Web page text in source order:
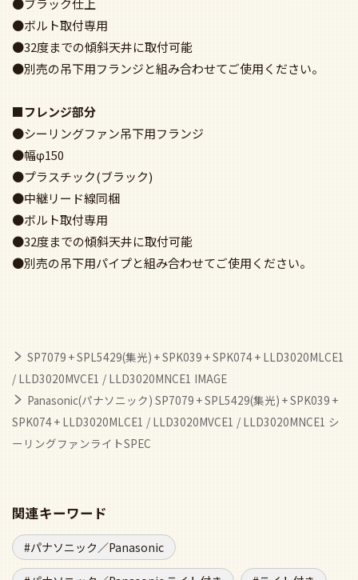
●ブラック仕上
●ボルト取付専用
●32度までの傾斜天井に取付可能
●別売の吊下用フランジと組み合わせてご使用ください。
■フレンジ部分
●シーリングファン吊下用フランジ
●幅φ150
●プラスチック(ブラック)
●中継リード線同梱
●ボルト取付専用
●32度までの傾斜天井に取付可能
●別売の吊下用パイプと組み合わせてご使用ください。
SP7079 + SPL5429(集光) + SPK039 + SPK074 + LLD3020MLCE1
/ LLD3020MVCE1 / LLD3020MNCE1 IMAGE
Panasonic(パナソニック) SP7079 + SPL5429(集光) + SPK039 +
SPK074 + LLD3020MLCE1 / LLD3020MVCE1 / LLD3020MNCE1 シ
ーリングファンライトSPEC
関連キーワード
パナソニック／Panasonic